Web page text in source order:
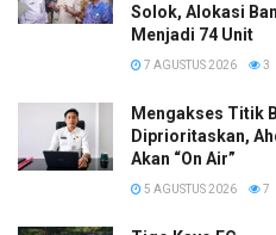
Solok, Alokasi
Menjadi 74 Unit
7 AGUSTUS 2026 3
Mengakses Titik
Diprioritaskan,
Akan “On Air”
5 AGUSTUS 2026 7